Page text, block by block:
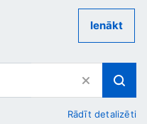
Ienākt
Rādīt detalizēti